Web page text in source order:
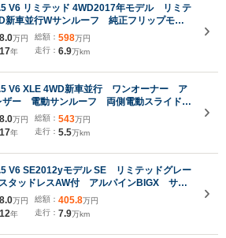
V6 リミテッド 4WD2017年モデル リミテ
新車並行Wサンルーフ 純正フリップモニ
格納ミラー両側パワースライドドア シート
ベンチレート電動リアゲート JBLアルパ
ンチTV ナビ ETC
万円
年
総額： 598万円
走行： 6.9万km
V6 XLE 4WD新車並行 ワンオーナー ア
ザー 電動サンルーフ 両側電動スライドド
バックドア アルパイン製(X9Z)フルセグ
ナビ サイド&バックカメラ
万円
年
総額： 543万円
走行： 5.5万km
V6 SE2012yモデル SE リミテッドグレー
タッドレスAW付 アルパインBIGX サン
側パワースライドドア キーレス パワー
万円
年
総額： 405.8万円
走行： 7.9万km